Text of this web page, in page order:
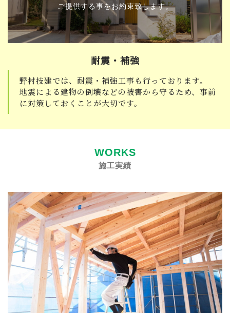
ご提供する事をお約束致します。
耐震・補強
野村技建では、耐震・補強工事も行っております。
地震による建物の倒壊などの被害から守るため、事前
に対策しておくことが大切です。
WORKS
施工実績